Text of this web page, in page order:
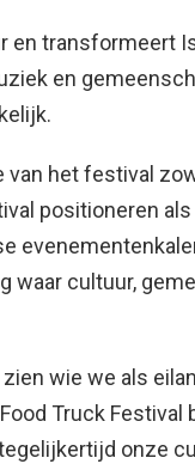
en transformeert
en
het festival
positioneren als
waar cultuur,
wie we als
Truck Festival
onze